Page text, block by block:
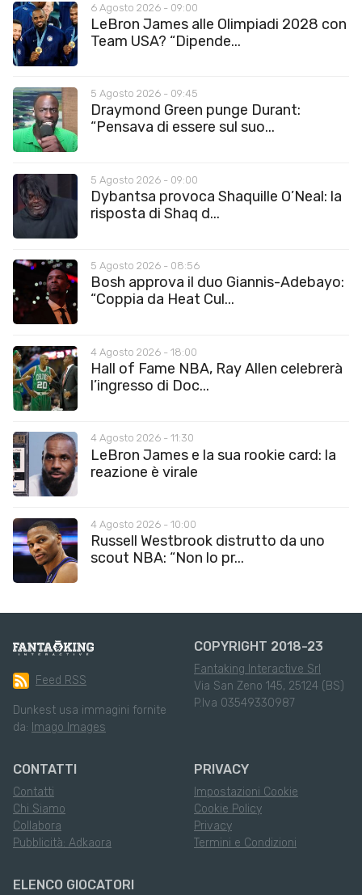
6 Agosto 2026 - 09:00
LeBron James alle Olimpiadi 2028 con
Team USA? “Dipende...
5 Agosto 2026 - 09:45
Draymond Green punge Durant:
“Pensava di essere sul suo...
5 Agosto 2026 - 09:00
Dybantsa provoca Shaquille O’Neal: la
risposta di Shaq d...
5 Agosto 2026 - 08:56
Bosh approva il duo Giannis-Adebayo:
“Coppia da Heat Cul...
4 Agosto 2026 - 18:00
Hall of Fame NBA, Ray Allen celebrerà
l’ingresso di Doc...
4 Agosto 2026 - 11:30
LeBron James e la sua rookie card: la
reazione è virale
4 Agosto 2026 - 10:00
Russell Westbrook distrutto da uno
scout NBA: “Non lo pr...
Feed RSS
Dunkest usa immagini fornite
da: Imago Images
COPYRIGHT 2018-23
Fantaking Interactive Srl
Via San Zeno 145, 25124 (BS)
P.Iva 03549330987
CONTATTI
Contatti
Chi Siamo
Collabora
Pubblicità: Adkaora
PRIVACY
Impostazioni Cookie
Cookie Policy
Privacy
Termini e Condizioni
ELENCO GIOCATORI